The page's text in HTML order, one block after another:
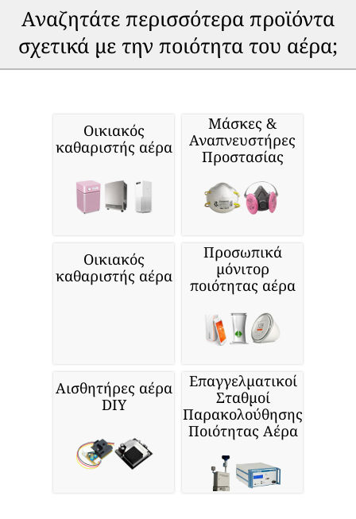
Αναζητάτε περισσότερα προϊόντα
σχετικά με την ποιότητα του αέρα;
Οικιακός
καθαριστής αέρα
Μάσκες &
Αναπνευστήρες
Προστασίας
Οικιακός
καθαριστής αέρα
Προσωπικά
μόνιτορ
ποιότητας αέρα
Αισθητήρες αέρα
DIY
Επαγγελματικοί
Σταθμοί
Παρακολούθησης
Ποιότητας Αέρα